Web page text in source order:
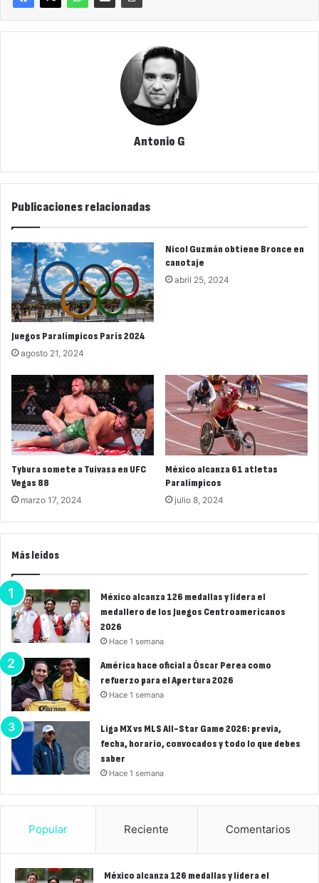
Antonio G
Publicaciones relacionadas
Juegos Paralímpicos París 2024
agosto 21, 2024
Nicol Guzmán obtiene Bronce en
canotaje
abril 25, 2024
Tybura somete a Tuivasa en UFC
Vegas 88
marzo 17, 2024
México alcanza 61 atletas
Paralímpicos
julio 8, 2024
Más leídos
México alcanza 126 medallas y lidera el
medallero de los Juegos Centroamericanos
2026
Hace 1 semana
América hace oficial a Óscar Perea como
refuerzo para el Apertura 2026
Hace 1 semana
Liga MX vs MLS All-Star Game 2026: previa,
fecha, horario, convocados y todo lo que debes
saber
Hace 1 semana
Popular Reciente Comentarios
México alcanza 126 medallas y lidera el